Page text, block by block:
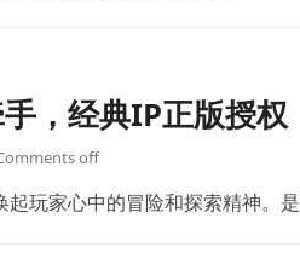
，经典IP正版授
off
起玩家心中的冒险和探索精神。